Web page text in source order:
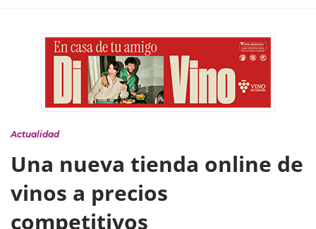
Actualidad
Una nueva tienda online de
vinos a precios
competitivos